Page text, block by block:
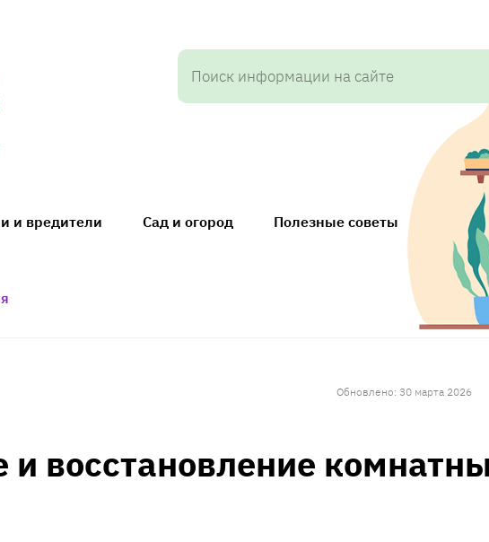
и вредители Сад и огород Полезные советы
Обновлено: 30 марта 2026
восстановление